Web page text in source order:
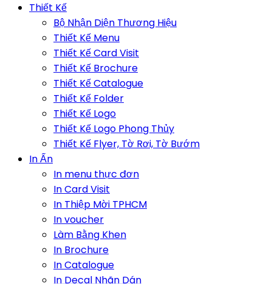
Thiết Kế
Bộ Nhận Diện Thương Hiệu
Thiết Kế Menu
Thiết Kế Card Visit
Thiết Kế Brochure
Thiết Kế Catalogue
Thiết Kế Folder
Thiết Kế Logo
Thiết Kế Logo Phong Thủy
Thiết Kế Flyer, Tờ Rơi, Tờ Bướm
In Ấn
In menu thực đơn
In Card Visit
In Thiệp Mời TPHCM
In voucher
Làm Bằng Khen
In Brochure
In Catalogue
In Decal Nhãn Dán